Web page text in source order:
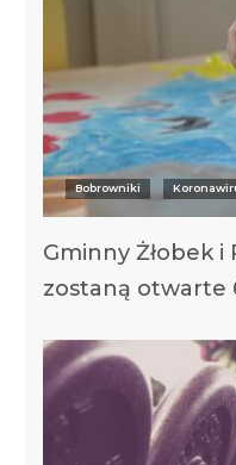
Bobrowniki
Gminny Żłobek i
zostaną otwarte